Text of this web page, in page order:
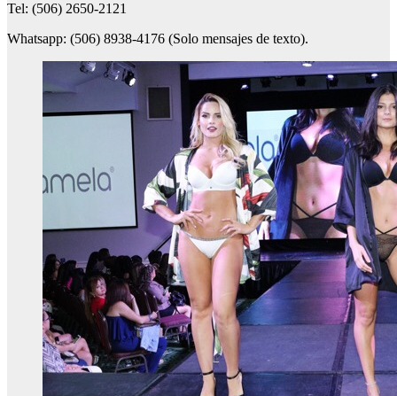
Tel: (506) 2650-2121
Whatsapp: (506) 8938-4176 (Solo mensajes de texto).